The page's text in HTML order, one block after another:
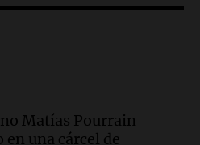
en Cadena 3
de Juan Pablo II: "Te
Matías Pourrain
una cárcel de